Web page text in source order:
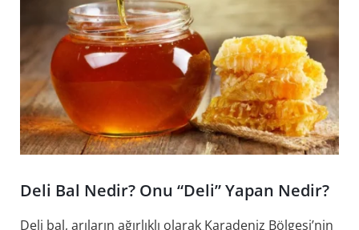
Deli Bal Nedir? Onu “Deli” Yapan Nedir?
Deli bal, arıların ağırlıklı olarak Karadeniz Bölgesi’nin